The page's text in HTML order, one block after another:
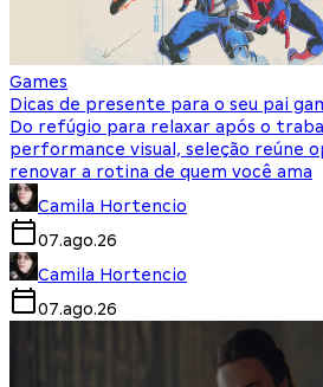
Games
Dicas de presente para o seu pai
Do refúgio para relaxar após o
performance visual, seleção reúne
renovar a rotina de quem você ama
Camila Hortencio
07.ago.26
Camila Hortencio
07.ago.26